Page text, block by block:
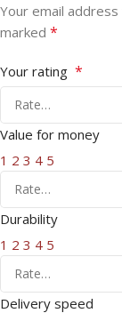
Your email
marked *
Your rating *
Value for money
1 2 3 4 5
Durability
1 2 3 4 5
Delivery speed